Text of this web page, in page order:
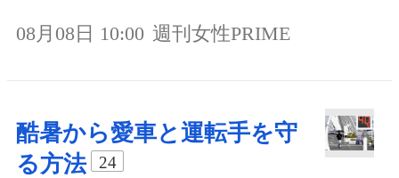
08月08日 10:00 週刊女性PRIME
酷暑から愛車と運転手を守
る方法
24